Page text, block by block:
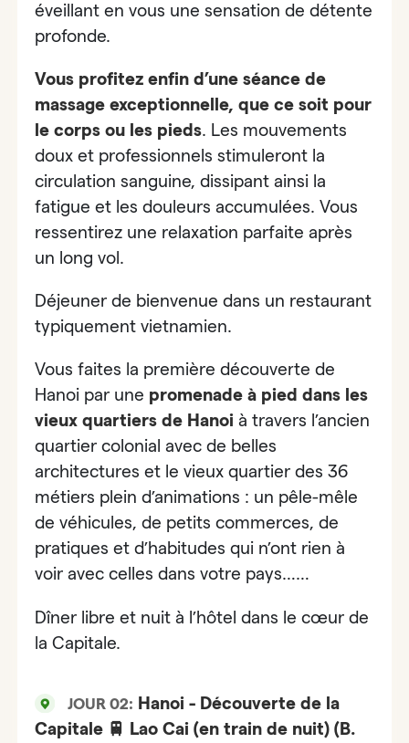
éveillant en vous une sensation de détente
profonde.
Vous profitez enfind’une séance de
massage exceptionnelle, que ce soit pour
le corps ou les pieds. Les mouvements
doux et professionnels stimuleront la
circulation sanguine, dissipant ainsi la
fatigue et les douleurs accumulées. Vous
ressentirez une relaxation parfaite après
un long vol.
Déjeuner de bienvenue dans un restaurant
typiquement vietnamien.
Vous faites la première découverte de
Hanoi par une promenade à pied dans les
vieux quartiers de Hanoi à travers l’ancien
quartier colonial avec de belles
architectures et le vieux quartier des 36
métiers plein d’animations : un pêle-mêle
de véhicules, de petits commerces, de
pratiques et d’habitudes qui n’ont rien à
voir avec celles dans votre pays……
Dîner libre et nuit à l’hôtel dans le cœur de
la Capitale.
JOUR 02: Hanoi - Découverte de la
Capitale 🚆 Lao Cai (en train de nuit) (B.